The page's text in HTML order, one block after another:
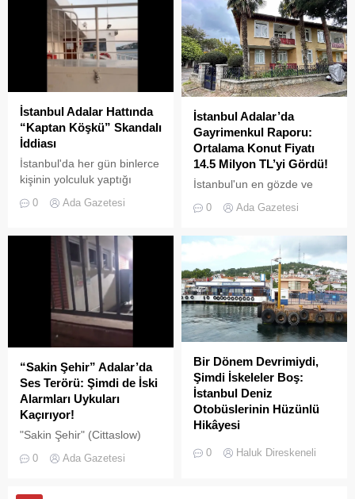
yansıyan son görüntüler,
yasağın delindiğini ve
denetimlerin yetersiz
kaldığını bir kez daha gözler
önüne serdi. Adalar’da
UKOME (Ulaşım
Koordinasyon Merkezi)
kararları doğrultusunda
ticari amaçlı elektrikli bisiklet
ve scooter kiralama
faaliyetleri yasaklanmış
durumda....
geniş çaplı bir temizlik ve
denetim operasyonu
gerçekleştirildi.
İstanbul Adalar Hattında
“Kaptan Köşkü” Skandalı
İddiası
İstanbul'da her gün binlerce
kişinin yolculuk yaptığı
görüntüler "bu kadarına da
0 Ada Gazetesi
İstanbul Adalar’da
Gayrimenkul Raporu:
Ortalama Konut Fiyatı
14.5 Milyon TL’yi Gördü!
İstanbul'un en gözde ve
olan Adalar ilçesinde,
hareketlilik dikkat çekiyor.
0 Ada Gazetesi
“Sakin Şehir” Adalar’da
Ses Terörü: Şimdi de İski
Alarmları Uykuları
Kaçırıyor!
"Sakin Şehir" (Cittaslow)
Adalar'da gürültü kirliliği
0 Ada Gazetesi
Bir Dönem Devrimiydi,
Şimdi İskeleler Boş:
İstanbul Deniz
Otobüslerinin Hüzünlü
Hikâyesi
2000’li yılların başında
İstanbul’da deniz ulaşımı,
0 Haluk Direskeneli